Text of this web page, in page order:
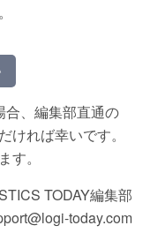
合、編集部直通の
れば幸いです。
。
TODAY編集部
today.com